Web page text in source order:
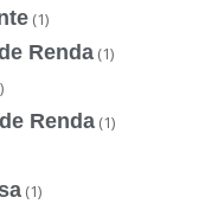
(1)
Renda (1)
Renda (1)
(1)